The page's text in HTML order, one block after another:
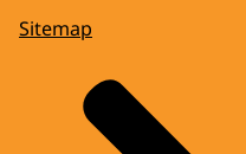
Sitemap